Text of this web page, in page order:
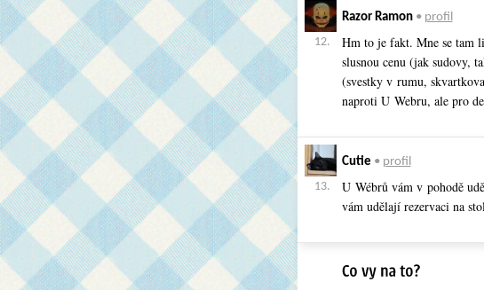
12.
Razor Ramon• profil
Hm to je fakt. Mne se tam
slusnou cenu (jak sudovy,
(svestky v rumu,
naproti U Webru, ale pro
13.
Cutie • profil
U Wébrů vám v pohodě
vám udělají rezervaci na